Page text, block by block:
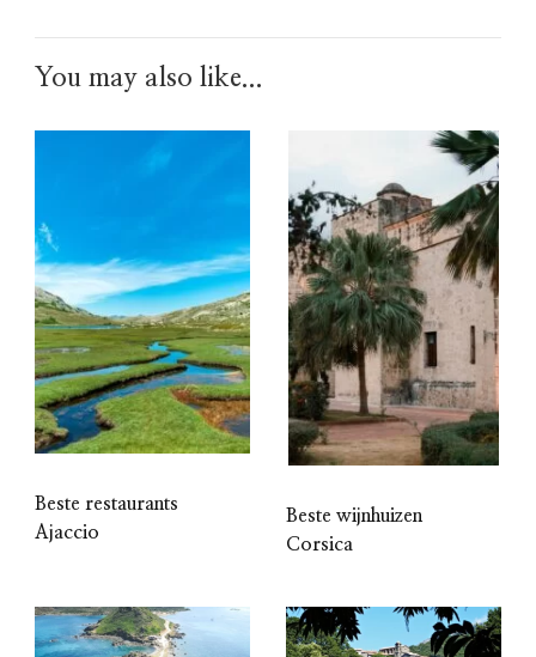
You may also like...
Beste restaurants
Ajaccio
Beste wijnhuizen
Corsica